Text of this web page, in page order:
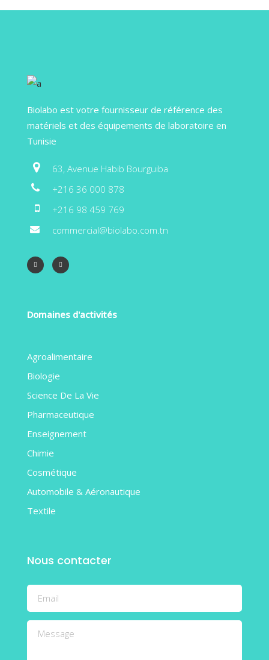
Biolabo est votre fournisseur de référence des
matériels et des équipements de laboratoire en
Tunisie
63, Avenue Habib Bourguiba
+216 36 000 878
+216 98 459 769
commercial@biolabo.com.tn
Domaines d'activités
Agroalimentaire
Biologie
Science De La Vie
Pharmaceutique
Enseignement
Chimie
Cosmétique
Automobile & Aéronautique
Textile
Nous contacter